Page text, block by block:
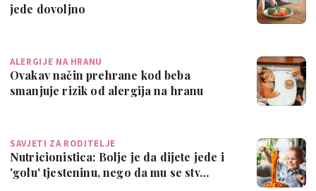
jede dovoljno
ALERGIJE NA HRANU
Ovakav način prehrane kod beba
smanjuje rizik od alergija na hranu
SAVJETI ZA RODITELJE
Nutricionistica: Bolje je da dijete jede i
'golu' tjesteninu, nego da mu se stv…